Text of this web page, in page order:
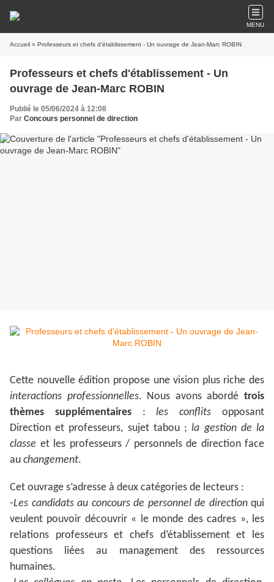
MENU
Accueil » Professeurs et chefs d'établissement - Un ouvrage de Jean-Marc ROBIN
Professeurs et chefs d'établissement - Un
ouvrage de Jean-Marc ROBIN
Publié le 05/06/2024 à 12:08
Par Concours personnel de direction
Cette nouvelle édition propose une vision plus riche des
interactions professionnelles. Nous avons abordétrois
thèmes supplémentaires:les conflits opposant
Direction et professeurs, sujet tabou ;la gestion de la
classe et les professeurs / personnels de direction face
au changement.
Cet ouvrage s’adresse à deux catégories de lecteurs :
-Les candidats au concours de personnel de directionqui
veulent pouvoir découvrir « le monde des cadres », les
relations professeurs et chefs d’établissement et les
questions liées au management des ressources
humaines.